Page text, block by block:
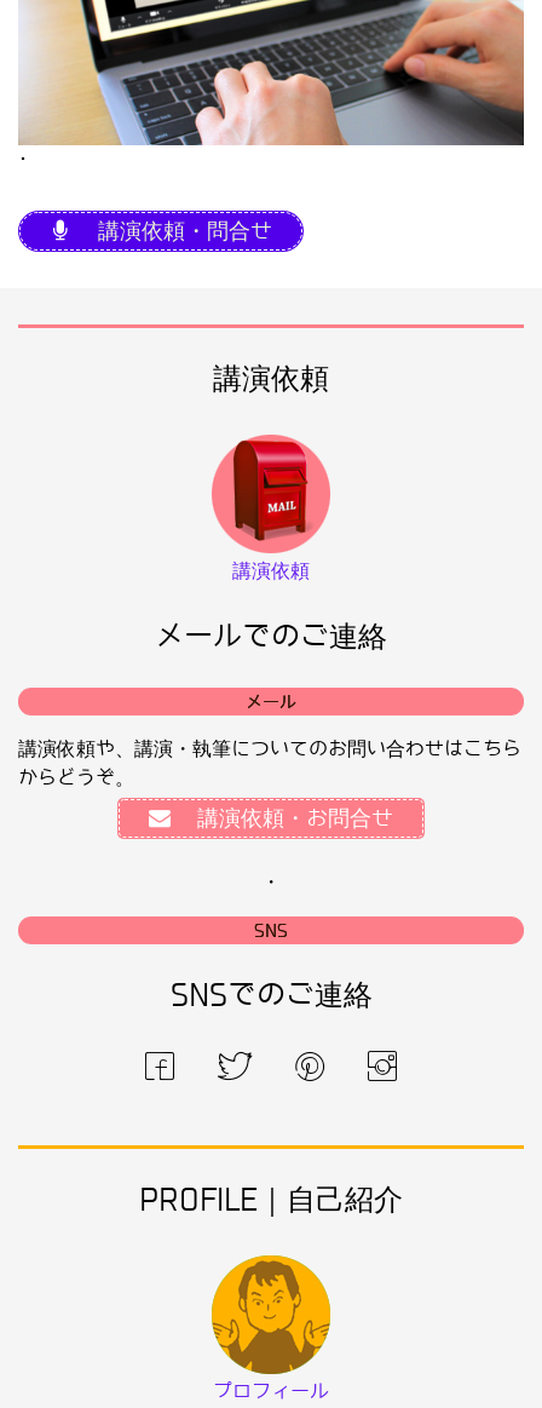
･
講演依頼・問合せ
講演依頼
講演依頼
メールでのご連絡
メール
講演依頼や、講演・執筆についてのお問い合わせはこちら
からどうぞ。
講演依頼・お問合せ
・
SNS
SNSでのご連絡
PROFILE｜自己紹介
プロフィール